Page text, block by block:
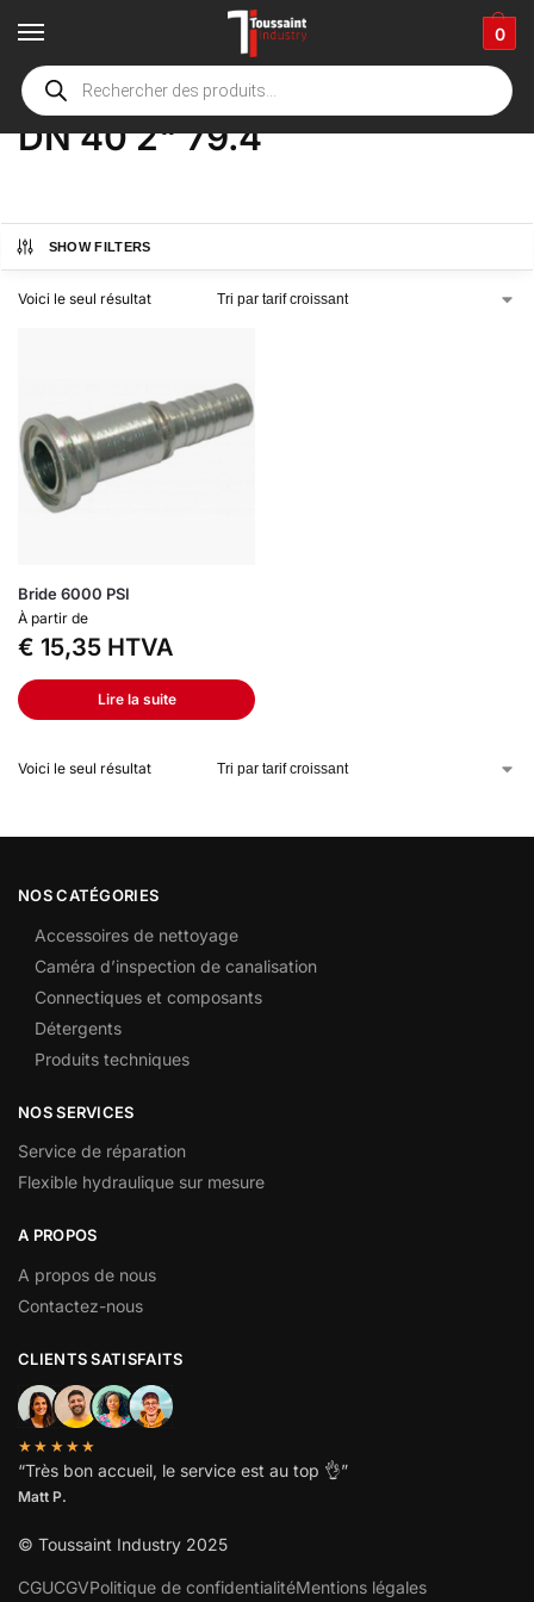
0
Accueil boutique / Product Options
DN 40 2" 79.4
SHOW FILTERS
Voici le seul résultat
Bride 6000 PSI
À partir de
€ 15,35 HTVA
Lire la suite
Voici le seul résultat
NOS CATÉGORIES
Accessoires de nettoyage
Caméra d’inspection de canalisation
Connectiques et composants
Détergents
Produits techniques
NOS SERVICES
Service de réparation
Flexible hydraulique sur mesure
A PROPOS
A propos de nous
Contactez-nous
CLIENTS SATISFAITS
★★★★★
“Très bon accueil, le service est au top 👌”
Matt P.
© Toussaint Industry 2025
CGUCGVPolitique de confidentialitéMentions légales